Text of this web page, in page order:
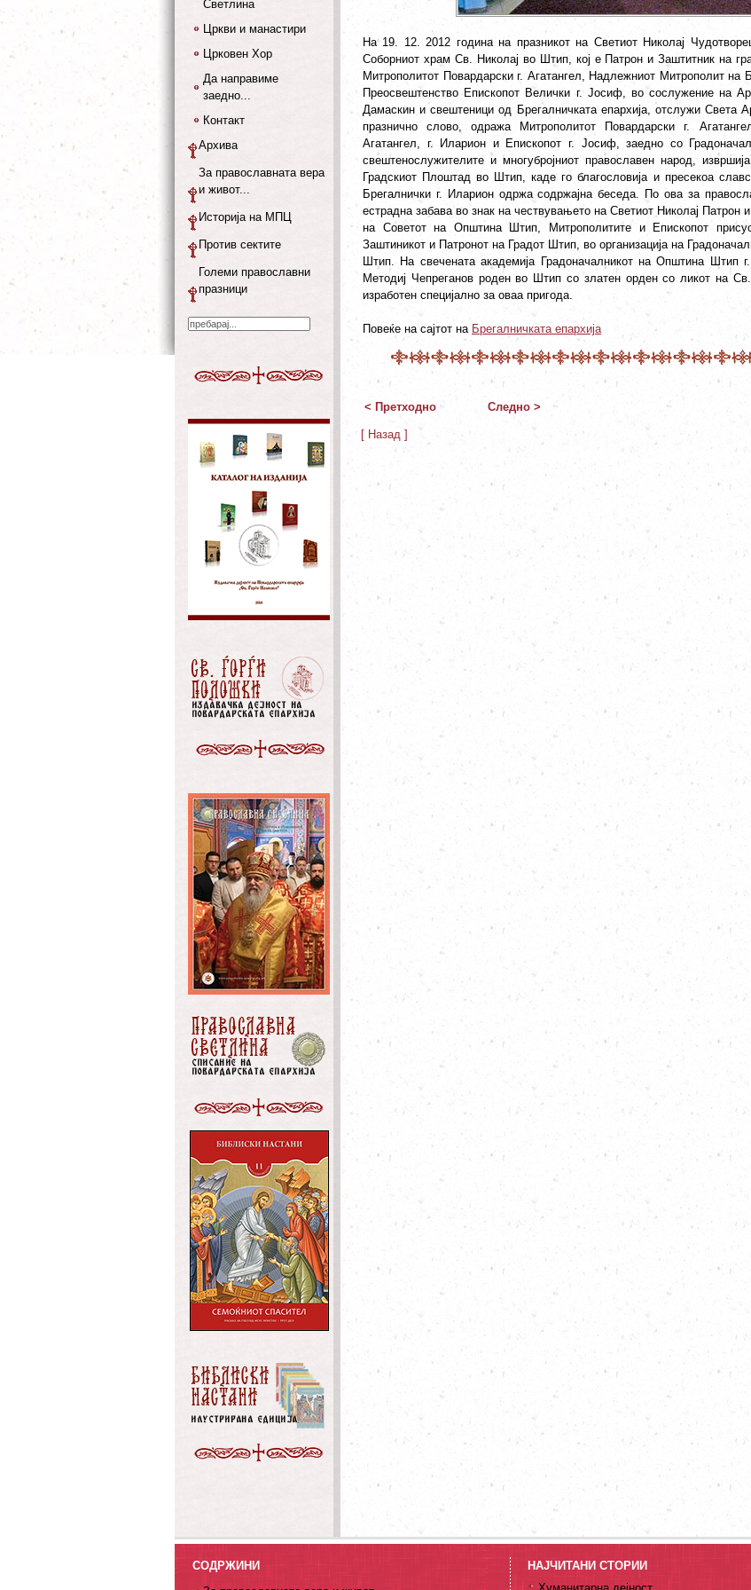
На 19. 12. 2012 година на празникот на Светиот Николај
Соборниот храм Св. Николај во Штип, кој е Патрон и Заштитник на
Митрополитот Повардарски г. Агатангел, Надлежниот Митрополит на
Преосвештенство Епископот Велички г. Јосиф, во сослужение на
Дамаскин и свештеници од Брегалничката епархија, отслужи Света
празнично слово, одража Митрополитот Повардарски г.
Агатангел, г. Иларион и Епископот г. Јосиф, заедно со
свештенослужителите и многубројниот православен народ,
Градскиот Плоштад во Штип, каде го благословија и пресекоа
Брегалнички г. Иларион одржа содржајна беседа. По ова за
естрадна забава во знак на чествувањето на Светиот Николај
на Советот на Општина Штип, Митрополитите и Епископот
Заштиникот и Патронот на Градот Штип, во организација на
Штип. На свечената академија Градоначалникот на Општина
Методиј Чепреганов роден во Штип со златен орден со ликот на
изработен специјално за оваа пригода.
Повеќе на сајтот на Брегалничката епархија
< Претходно Следно >
[ Назад ]
Светлина
Цркви и манастири
Црковен Хор
Да направиме
заедно...
Контакт
Архива
За православната вера
и живот...
Историја на МПЦ
Против сектите
Големи православни
празници
СОДРЖИНИ
НАЈЧИТАНИ СТОРИИ